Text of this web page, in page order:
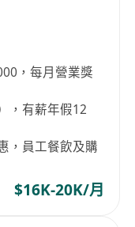
，每月營業獎
，有薪年假12
，員工餐飲及購
$16K-20K/月